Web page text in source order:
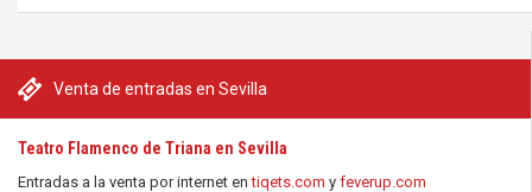
Venta de entradas en Sevilla
Teatro Flamenco de Triana en Sevilla
Entradas a la venta por internet entiqets.com y feverup.com